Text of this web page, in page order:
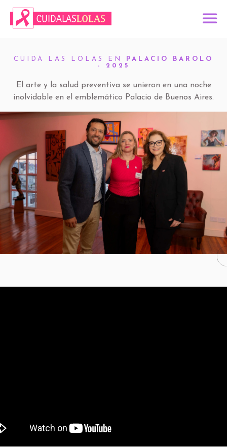
CUIDA LAS LOLAS EN
PALACIO BAROLO
- 2025
El arte y la salud preventiva se unieron en una noche
inolvidable en el emblemático Palacio de Buenos Aires.